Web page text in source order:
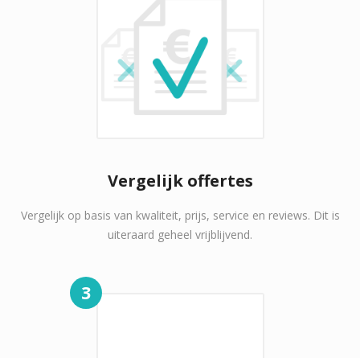
Vergelijk offertes
Vergelijk op basis van kwaliteit, prijs, service en reviews. Dit is
uiteraard geheel vrijblijvend.
3